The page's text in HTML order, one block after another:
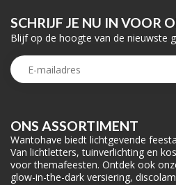
ONS ASSORTIMENT
Wantohave biedt lichtgevende
Van lichtletters, tuinverlichting en
voor themafeesten. Ontdek ook
glow-in-the-dark versiering,
SCHRIJF JE NU IN VOOR
Blijf op de hoogte van de nieuwste